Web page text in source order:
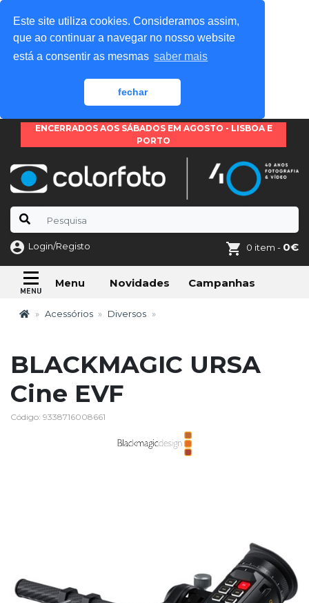
Este site utiliza cookies. Consideramos assim,
que ao continuar a navegar no nosso website
está a consentir as mesmas saber mais
fechar
ENCERRADOS AOS SÁBADOS EM AGOSTO - LISBOA E
PORTO
Login/Registo 0 item - 0€
Menu Novidades Campanhas
Acessórios Diversos
BLACKMAGIC URSA
Cine EVF
Código: 9338716008661